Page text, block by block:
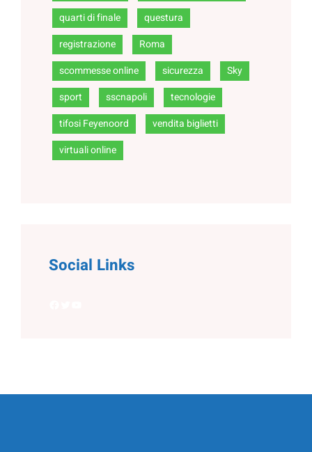
quarti di finale
questura
registrazione
Roma
scommesse online
sicurezza
Sky
sport
sscnapoli
tecnologie
tifosi Feyenoord
vendita biglietti
virtuali online
Social Links